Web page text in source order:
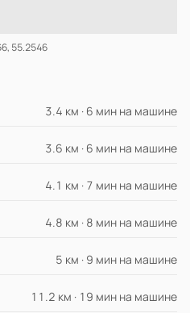
55.2546
3.4 км · 6 мин на машине
3.6 км · 6 мин на машине
4.1 км · 7 мин на машине
4.8 км · 8 мин на машине
5 км · 9 мин на машине
11.2 км · 19 мин на машине